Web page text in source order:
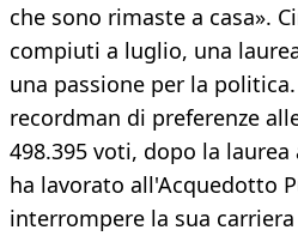
che sono rimaste a casa».
compiuti a luglio, una
una passione per la
recordman di preferenze
498.395 voti, dopo la
ha lavorato all'Acquedotto
interrompere la sua